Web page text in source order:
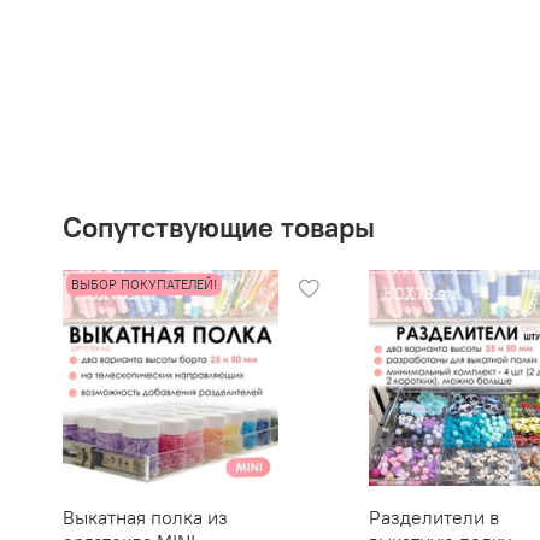
Сопутствующие товары
ВЫБОР ПОКУПАТЕЛЕЙ!
Выкатная полка из
Разделители в